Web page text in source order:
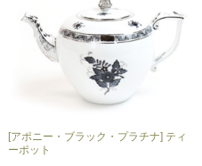
[アポニー・ブラック・プラチナ] ティ
ーポット